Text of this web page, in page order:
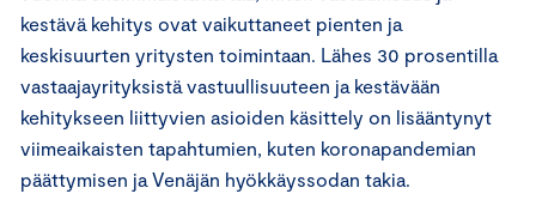
kestävä kehitys ovat vaikuttaneet pienten ja
keskisuurten yritysten toimintaan. Lähes 30 prosentilla
vastaajayrityksistä vastuullisuuteen ja kestävään
kehitykseen liittyvien asioiden käsittely on lisääntynyt
viimeaikaisten tapahtumien, kuten koronapandemian
päättymisen ja Venäjän hyökkäyssodan takia.